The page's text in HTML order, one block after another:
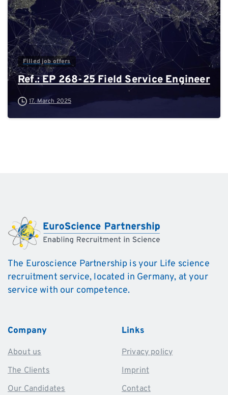
Filled job offers
Ref.: EP 268-25 Field Service Engineer
17. March 2025
The Euroscience Partnership is your Life science
recruitment service, located in Germany, at your
service with our competence.
Company
About us
The Clients
Our Candidates
Links
Privacy policy
Imprint
Contact